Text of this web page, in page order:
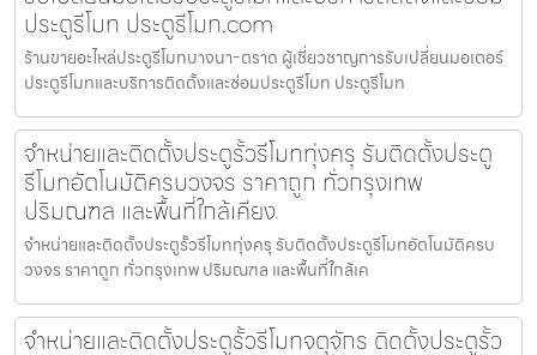
ประตูรีโมท ประตูรีโมท.com
ร้านขายอะไหล่ประตูรีโมทบางนา-ตราด ผู้เชี่ยวชาญการรับเปลี่ยนมอเตอร์
ประตูรีโมทและบริการติดตั้งและซ่อมประตูรีโมท ประตูรีโมท
จำหน่ายและติดตั้งประตูรั้วรีโมททุ่งครุ รับติดตั้งประตู
รีโมทอัตโนมัติครบวงจร ราคาถูก ทั่วกรุงเทพ
ปริมณฑล และพื้นที่ใกล้เคียง
จำหน่ายและติดตั้งประตูรั้วรีโมททุ่งครุ รับติดตั้งประตูรีโมทอัตโนมัติครบ
วงจร ราคาถูก ทั่วกรุงเทพ ปริมณฑล และพื้นที่ใกล้เค
จำหน่ายและติดตั้งประตูรั้วรีโมทจตุจักร ติดตั้งประตูรั้ว